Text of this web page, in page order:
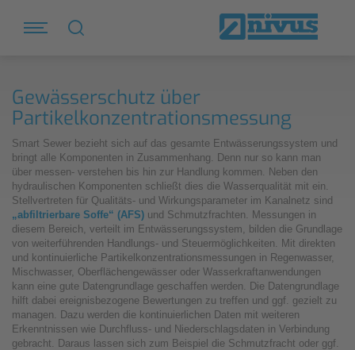
Gewässerschutz über
Partikelkonzentrationsmessung
Smart Sewer bezieht sich auf das gesamte Entwässerungssystem und
bringt alle Komponenten in Zusammenhang. Denn nur so kann man
über messen- verstehen bis hin zur Handlung kommen. Neben den
hydraulischen Komponenten schließt dies die Wasserqualität mit ein.
Stellvertreten für Qualitäts- und Wirkungsparameter im Kanalnetz sind
„abfiltrierbare Soffe“ (AFS) und Schmutzfrachten. Messungen in
diesem Bereich, verteilt im Entwässerungssystem, bilden die Grundlage
von weiterführenden Handlungs- und Steuermöglichkeiten. Mit direkten
und kontinuierliche Partikelkonzentrationsmessungen in Regenwasser,
Mischwasser, Oberflächengewässer oder Wasserkraftanwendungen
kann eine gute Datengrundlage geschaffen werden. Die Datengrundlage
hilft dabei ereignisbezogene Bewertungen zu treffen und ggf. gezielt zu
managen. Dazu werden die kontinuierlichen Daten mit weiteren
Erkenntnissen wie Durchfluss- und Niederschlagsdaten in Verbindung
gebracht. Daraus lassen sich zum Beispiel die Schmutzfracht oder ggf.